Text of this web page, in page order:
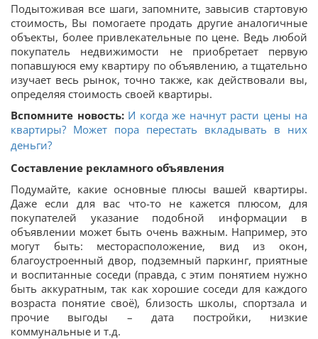
Подытоживая все шаги, запомните, завысив стартовую
стоимость, Вы помогаете продать другие аналогичные
объекты, более привлекательные по цене. Ведь любой
покупатель недвижимости не приобретает первую
попавшуюся ему квартиру по объявлению, а тщательно
изучает весь рынок, точно также, как действовали вы,
определяя стоимость своей квартиры.
Вспомните новость: И когда же начнут расти цены на
квартиры? Может пора перестать вкладывать в них
деньги?
Составление рекламного объявления
Подумайте, какие основные плюсы вашей квартиры.
Даже если для вас что-то не кажется плюсом, для
покупателей указание подобной информации в
объявлении может быть очень важным. Например, это
могут быть: месторасположение, вид из окон,
благоустроенный двор, подземный паркинг, приятные
и воспитанные соседи (правда, с этим понятием нужно
быть аккуратным, так как хорошие соседи для каждого
возраста понятие своё), близость школы, спортзала и
прочие выгоды – дата постройки, низкие
коммунальные и т.д.